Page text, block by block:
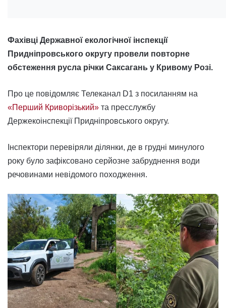
Фахівці Державної екологічної інспекції
Придніпровського округу провели повторне
обстеження русла річки Саксагань у Кривому Розі.
Про це повідомляє Телеканал D1 з посиланням на
«Перший Криворізький» та пресслужбу
Держекоінспекції Придніпровського округу.
Інспектори перевіряли ділянки, де в грудні минулого
року було зафіксовано серйозне забруднення води
речовинами невідомого походження.